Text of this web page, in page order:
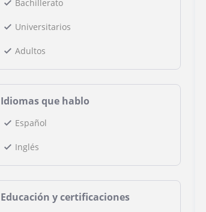
Bachillerato
Universitarios
Adultos
Idiomas que hablo
Español
Inglés
Educación y certificaciones